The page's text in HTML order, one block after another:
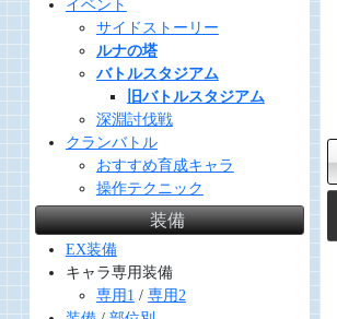
イベント
サイドストーリー
ルナの塔
バトルスタジアム
旧バトルスタジアム
深淵討伐戦
クランバトル
おすすめ育成キャラ
操作テクニック
装備
EX装備
キャラ専用装備
専用1 / 専用2